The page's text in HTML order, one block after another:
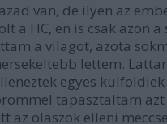
van, de ilyen az
a HC, en is csak azon a
a vilagot, azota
lettem.
egyes
tapasztaltam
az olaszok elleni